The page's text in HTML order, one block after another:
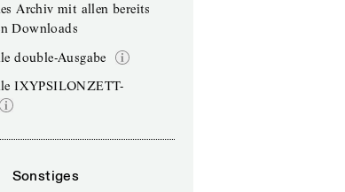
Archiv mit allen bereits
Downloads
double-Ausgabe
IXYPSILONZETT-
Sonstiges